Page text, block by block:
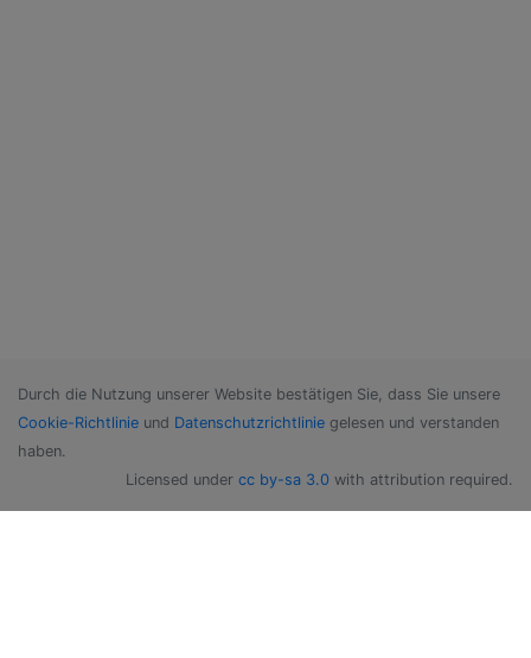
Durch die Nutzung unserer Website bestätigen Sie, dass Sie unsere
Cookie-Richtlinie und Datenschutzrichtlinie gelesen und verstanden
haben.
Licensed under cc by-sa 3.0 with attribution required.